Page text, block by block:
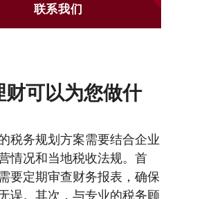
联系我们
财可以为您做什
税务规划方案需要结合企业
情况和当地税收法规。首
要定期审查财务报表，确保
误。其次，与专业的税务顾